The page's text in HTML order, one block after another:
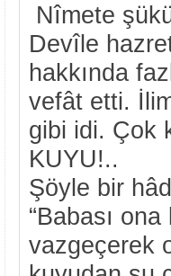
Nîmete
Devîle
hakkında
vefât etti.
gibi idi. Çok
KUYU!..
Şöyle bir
“Babası
vazgeçerek